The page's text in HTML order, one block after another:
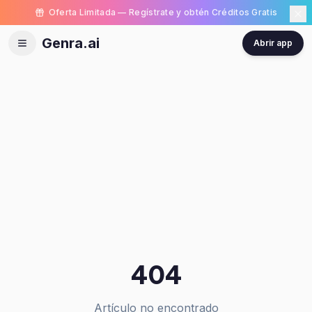
Oferta Limitada — Regístrate y obtén Créditos Gratis
Genra.ai Abrir app
404
Artículo no encontrado